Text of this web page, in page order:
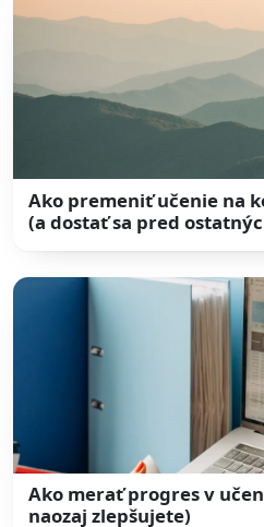
Ako premeniť učenie na
(a dostať sa pred
Ako merať progres v
naozaj zlepšujete)